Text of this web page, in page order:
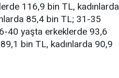
116,9 bin TL, kadınlarda
85,4 bin TL; 31-35
40 yaşta erkeklerde 93,6
bin TL, kadınlarda 90,9